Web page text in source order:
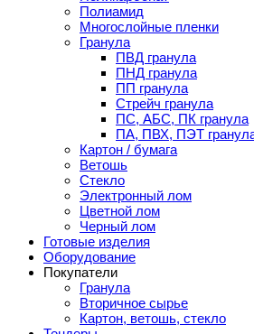
Полиамид
Многослойные пленки
Гранула
ПВД гранула
ПНД гранула
ПП гранула
Стрейч гранула
ПС, АБС, ПК гранула
ПА, ПВХ, ПЭТ
Картон / бумага
Ветошь
Стекло
Электронный лом
Цветной лом
Черный лом
Готовые изделия
Оборудование
Покупатели
Гранула
Вторичное сырье
Картон, ветошь, стекло